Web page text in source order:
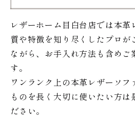
レザーホーム目白台店では本
質や特徴を知り尽くしたプロが
ながら、お手入れ方法も含めご
す。
ワンランク上の本革レザーソフ
ものを長く大切に使いたい方は
ださい。